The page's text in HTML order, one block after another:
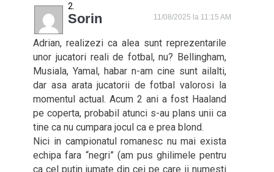
Sorin 11/08/2025 la 11:15 AM
Adrian, realizezi ca alea sunt reprezentarile
unor jucatori reali de fotbal, nu? Bellingham,
Musiala, Yamal, habar n-am cine sunt ailalti,
dar asa arata jucatorii de fotbal valorosi la
momentul actual. Acum 2 ani a fost Haaland
pe coperta, probabil atunci s-au plans unii ca
tine ca nu cumpara jocul ca e prea blond.
Nici in campionatul romanesc nu mai exista
echipa fara “negri” (am pus ghilimele pentru
ca cel putin jumate din cei pe care ii numesti